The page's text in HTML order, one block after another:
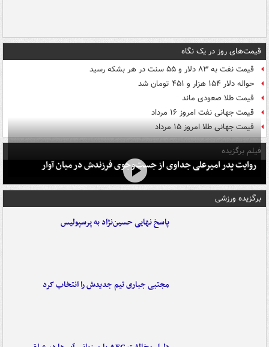
قیمت‌های روز در یک نگاه
قیمت نفت به ۸۳ دلار و ۵۵ سنت در هر بشکه رسید
حواله دلار ۱۵۴ هزار و ۴۵۱ تومان شد
قیمت طلا صعودی ماند
قیمت جهانی نفت امروز ۱۶ مرداد
قیمت جهانی طلا امروز ۱۵ مرداد
فیلم برگزیده
روایت پدر امیرعلی جداوی از جست‌وجوی فرزندش در میان آوار
برگزیده ورزشی
پاسخ نهایی حسین‌نژاد به پرسپولیس
مجتبی جباری تیم جدیدش را انتخاب کرد